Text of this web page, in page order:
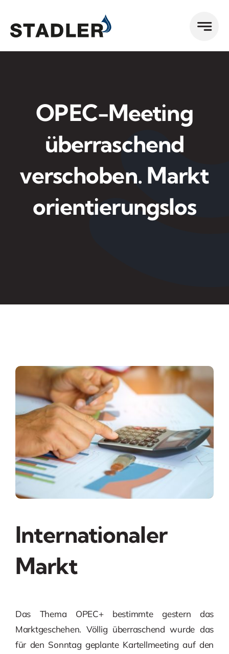
Inhalt
springen
OPEC-Meeting
überraschend
verschoben. Markt
orientierungslos
Internationaler
Markt
Das Thema OPEC+ bestimmte gestern das
Marktgeschehen. Völlig überraschend wurde das
für den Sonntag geplante Kartellmeeting auf den